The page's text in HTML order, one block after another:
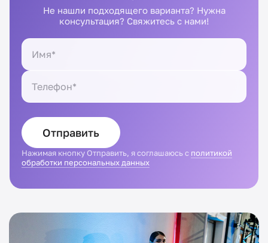
Не нашли подходящего варианта? Нужна
консультация? Свяжитесь с нами!
Отправить
Нажимая кнопку Отправить, я соглашаюсь с политикой
обработки персональных данных